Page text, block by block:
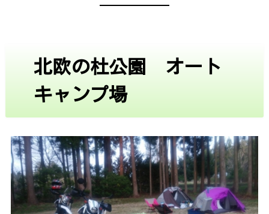
北欧の杜公園 オート
キャンプ場